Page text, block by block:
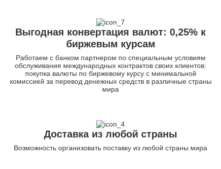
Выгодная конвертация валют: 0,25% к
биржевым курсам
Работаем с банком партнером по специальным условиям
обслуживания международных контрактов своих клиентов:
покупка валюты по биржевому курсу с минимальной
комиссией за перевод денежных средств в различные страны
мира
Доставка из любой страны
Возможность организовать поставку из любой страны мира